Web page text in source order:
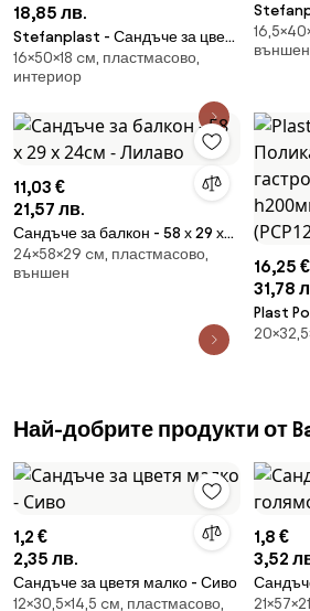
18,85 лв.
Stefanplast - Сандъче за цветя
Natural Line 50 см - мока
16×50×18 cм, пластмасово,
интериор
външен
11,03 €
21,57 лв.
Сандъче за балкон - 58 х 29 х
24см - Лилаво
24×58×29 cм, пластмасово,
външен
16,25 €
31,78
Plast
Най-добрите продукти от
1,2 €
2,35 лв.
Сандъче за цветя малко - Сиво
12×30,5×14,5 cм, пластмасово,
1,8 €
3,52
Кафяво